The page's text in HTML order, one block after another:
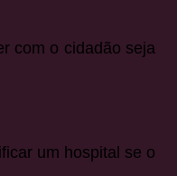
com o cidadão seja
um hospital se o